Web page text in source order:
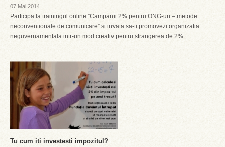
07 Mai 2014
Participa la trainingul online ”Campanii 2% pentru ONG-uri – metode
neconventionale de comunicare” si invata sa-ti promovezi organizatia
neguvernamentala intr-un mod creativ pentru strangerea de 2%.
Tu cum iti investesti impozitul?